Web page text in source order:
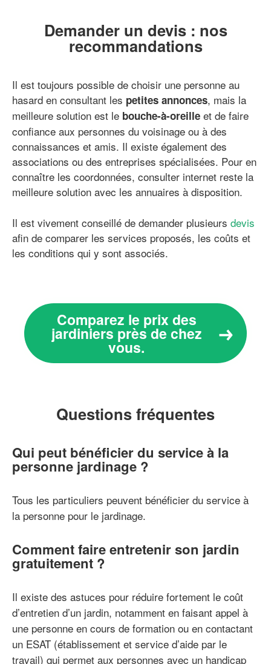
Demander un devis : nos
recommandations
Il est toujours possible de choisir une personne au
hasard en consultant les petites annonces, mais la
meilleure solution est le bouche-à-oreille et de faire
confiance aux personnes du voisinage ou à des
connaissances et amis. Il existe également des
associations ou des entreprises spécialisées. Pour en
connaître les coordonnées, consulter internet reste la
meilleure solution avec les annuaires à disposition.
Il est vivement conseillé de demander plusieurs devis
afin de comparer les services proposés, les coûts et
les conditions qui y sont associés.
Comparez le prix des
jardiniers près de chez
vous.
Questions fréquentes
Qui peut bénéficier du service à la
personne jardinage ?
Tous les particuliers peuvent bénéficier du service à
la personne pour le jardinage.
Comment faire entretenir son jardin
gratuitement ?
Il existe des astuces pour réduire fortement le coût
d’entretien d’un jardin, notamment en faisant appel à
une personne en cours de formation ou en contactant
un ESAT (établissement et service d’aide par le
travail) qui permet aux personnes avec un handicap